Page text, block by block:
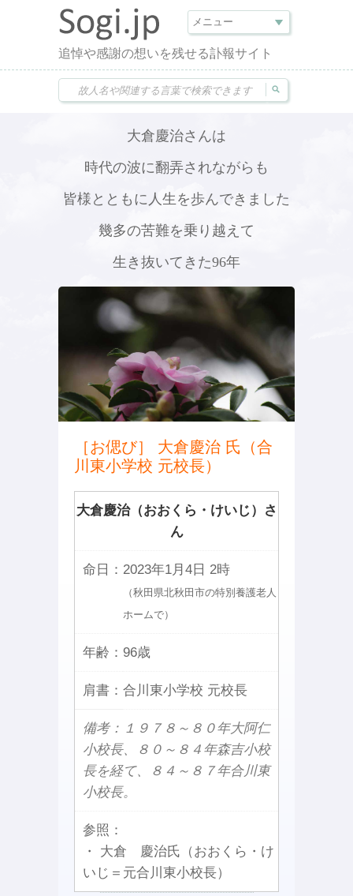
追悼や感謝の想いを残せる訃報サイト
大倉慶治さんは
時代の波に翻弄されながらも
皆様とともに人生を歩んできました
幾多の苦難を乗り越えて
生き抜いてきた96年
［お偲び］ 大倉慶治 氏（合
川東小学校 元校長）
大倉慶治（おおくら・けいじ）さ
ん
命日： 2023年1月4日 2時
（秋田県北秋田市の特別養護老人
ホームで）
年齢： 96歳
肩書： 合川東小学校 元校長
備考：１９７８～８０年大阿仁
小校長、８０～８４年森吉小校
長を経て、８４～８７年合川東
小校長。
参照：
・ 大倉 慶治氏（おおくら・け
いじ＝元合川東小校長）